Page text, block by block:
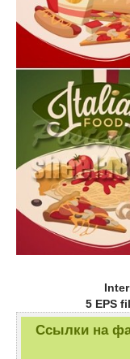
5 EPS
Ссылки на